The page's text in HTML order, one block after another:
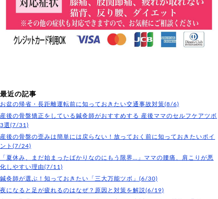
最近の記事
お盆の帰省・長距離運転前に知っておきたい交通事故対策(8/6)
産後の骨盤矯正をしている鍼灸師がおすすめする 産後ママのセルフケアツボ
3選(7/31)
産後の骨盤の歪みは簡単には戻らない！放っておく前に知っておきたいポイ
ント(7/24)
「夏休み、まだ始まったばかりなのにもう限界…」ママの腰痛、肩こりが悪
化しやすい理由(7/11)
鍼灸師が選ぶ！知っておきたい「三大万能ツボ」(6/30)
夜になると足が疲れるのはなぜ？原因と対策を解説(6/19)